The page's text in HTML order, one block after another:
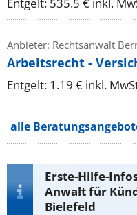
Anbieter: Rechtsanwalt
Arbeitsrecht -
Entgelt: 1.19 € inkl.
alle
Erste-Hilfe-
Anwalt für
Bielefeld